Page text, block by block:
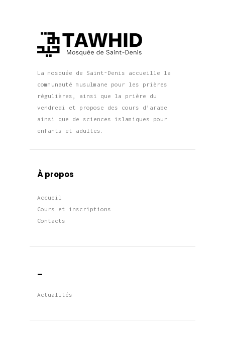
La mosquée de Saint-Denis accueille la
communauté musulmane pour les prières
régulières, ainsi que la prière du
vendredi et propose des cours d’arabe
ainsi que de sciences islamiques pour
enfants et adultes.
À propos
Accueil
Cours et inscriptions
Contacts
Actualités